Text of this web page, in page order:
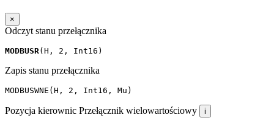
×
Odczyt stanu przełącznika
MODBUSR (H , 2 , Int16 )
Zapis stanu przełącznika
MODBUSWNE (H , 2 , Int16 , Mu )
Pozycja kierownic Przełącznik wielowartościowy i